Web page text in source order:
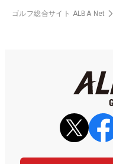
ゴルフ総合サイト ALBA Net